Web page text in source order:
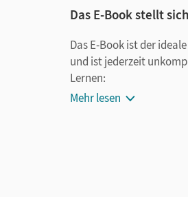
Das E-Book stellt
Das E-Book ist der
und ist jederzeit
Lernen:
Mehr lesen